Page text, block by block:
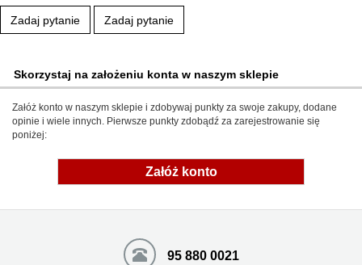
Zadaj pytanie Zadaj pytanie
Skorzystaj na założeniu konta w naszym sklepie
Załóż konto w naszym sklepie i zdobywaj punkty za swoje zakupy, dodane
opinie i wiele innych. Pierwsze punkty zdobądź za zarejestrowanie się
poniżej:
Załóż konto
95 880 0021